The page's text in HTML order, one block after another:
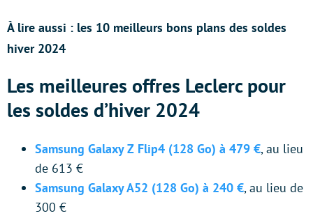
À lire aussi : les 10 meilleurs bons plans des soldes
hiver 2024
Les meilleures offres Leclerc pour
les soldes d’hiver 2024
Samsung Galaxy Z Flip4 (128 Go) à 479 €, au lieu
de 613 €
Samsung Galaxy A52 (128 Go) à 240 €, au lieu de
300 €